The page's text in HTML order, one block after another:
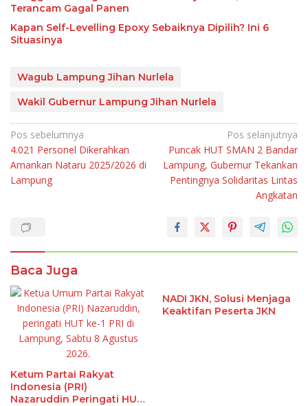
Terancam Gagal Panen
Kapan Self-Levelling Epoxy Sebaiknya Dipilih? Ini 6
Situasinya
Wagub Lampung Jihan Nurlela
Wakil Gubernur Lampung Jihan Nurlela
Navigasi
pos
Pos sebelumnya
4.021 Personel Dikerahkan
Amankan Nataru 2025/2026 di
Lampung
Pos selanjutnya
Puncak HUT SMAN 2 Bandar
Lampung, Gubernur Tekankan
Pentingnya Solidaritas Lintas
Angkatan
Baca Juga
Ketum Partai Rakyat
Indonesia (PRI)
Nazaruddin Peringati HUT
NADI JKN, Solusi Menjaga
Keaktifan Peserta JKN